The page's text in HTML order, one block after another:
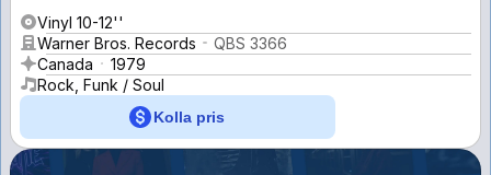
Vinyl 10-12''
Warner Bros. Records
QBS 3366
Canada
1979
Rock, Funk / Soul
Kolla pris